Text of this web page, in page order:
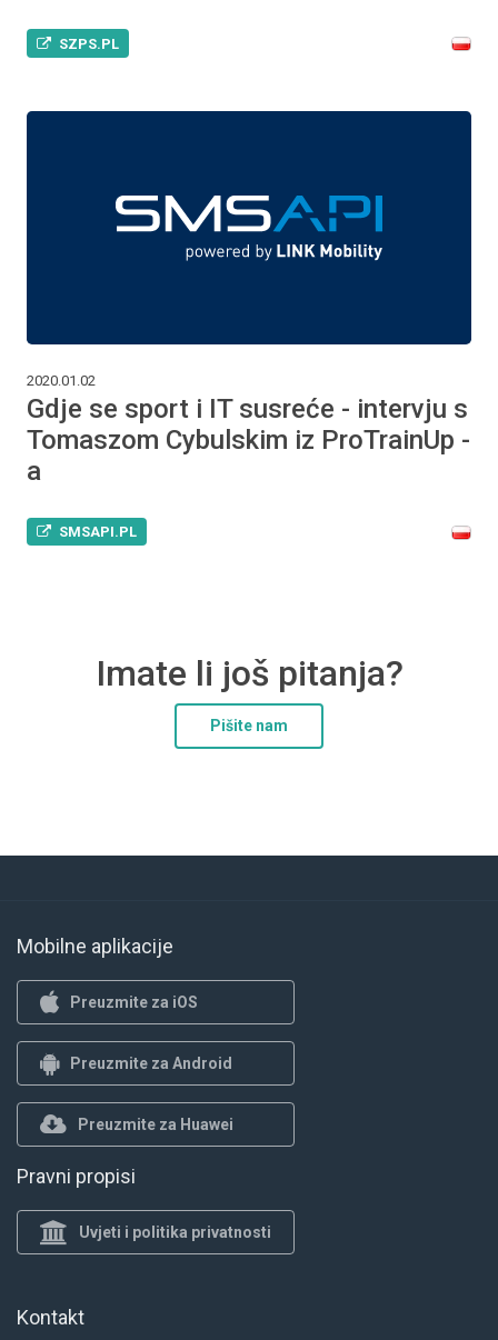
SZPS.PL
2020.01.02
Gdje se sport i IT susreće - intervju s
Tomaszom Cybulskim iz ProTrainUp -
a
SMSAPI.PL
Imate li još pitanja?
Pišite nam
Mobilne aplikacije
Preuzmite za iOS
Preuzmite za Android
Preuzmite za Huawei
Pravni propisi
Uvjeti i politika privatnosti
Kontakt